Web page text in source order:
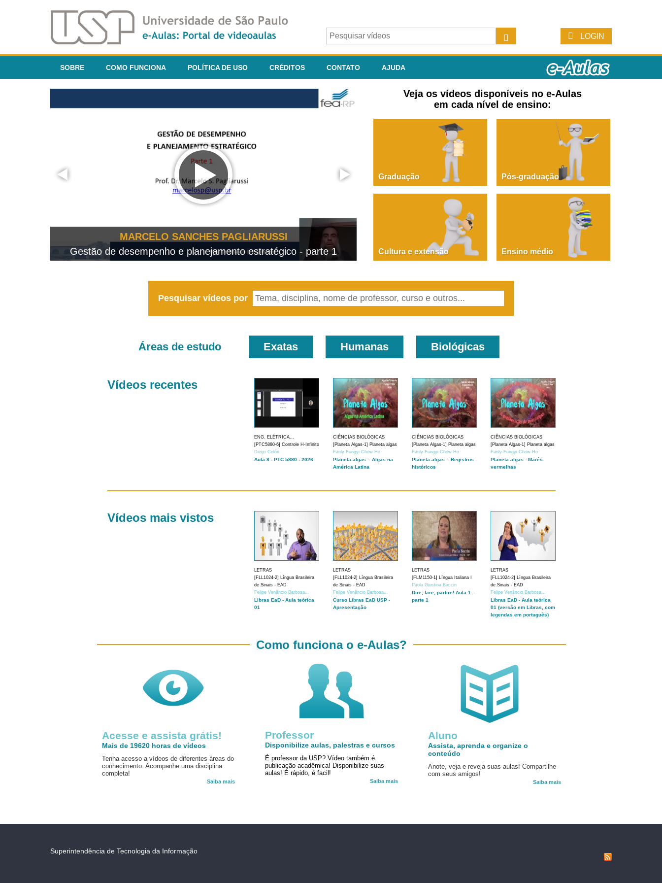
LOGIN
SOBRE COMO FUNCIONA POLÍTICA DE USO CRÉDITOS CONTATO AJUDA
MARCELO SANCHES PAGLIARUSSI
Gestão de desempenho e planejamento estratégico - parte 1
PAOLA GIUSTINA BACCIN
Dire, fare, partire! Aula 1 – parte 1
Veja os vídeos disponíveis no e-Aulas
em cada nível de ensino:
Graduação Pós-graduação
Cultura e extensão Ensino médio
Pesquisar vídeos por
Áreas de estudo Exatas Humanas Biológicas
Vídeos recentes
ENG. ELÉTRICA...
[PTC5880-6] Controle H-Infinito
Diego Colón
Aula 8 - PTC 5880 - 2026
CIÊNCIAS BIOLÓGICAS
[Planeta Algas-1] Planeta algas
Fanly Fungyi Chow Ho
Planeta algas – Algas na
América Latina
CIÊNCIAS BIOLÓGICAS
[Planeta Algas-1] Planeta algas
Fanly Fungyi Chow Ho
Planeta algas – Registros
históricos
CIÊNCIAS BIOLÓGICAS
[Planeta Algas-1] Planeta algas
Fanly Fungyi Chow Ho
Planeta algas –Marés
vermelhas
Vídeos mais vistos
LETRAS
[FLL1024-2] Língua Brasileira
de Sinais - EAD
Felipe Venâncio Barbosa...
Libras EaD - Aula teórica
01
LETRAS
[FLL1024-2] Língua Brasileira
de Sinais - EAD
Felipe Venâncio Barbosa...
Curso Libras EaD USP -
Apresentação
LETRAS
[FLM1150-1] Língua Italiana I
Paola Giustina Baccin
Dire, fare, partire! Aula 1 –
parte 1
LETRAS
[FLL1024-2] Língua Brasileira
de Sinais - EAD
Felipe Venâncio Barbosa...
Libras EaD - Aula teórica
01 (versão em Libras, com
legendas em português)
Acesse e assista grátis!
Mais de 19620 horas de vídeos
Tenha acesso a vídeos de diferentes áreas do
conhecimento. Acompanhe uma disciplina
completa!
Saiba mais
Aluno
Assista, aprenda e organize o
conteúdo
Anote, veja e reveja suas aulas! Compartilhe
com seus amigos!
Saiba mais
Como funciona o e-Aulas?
Professor
Disponibilize aulas, palestras e cursos
É professor da USP? Vídeo também é
publicação acadêmica! Disponibilize suas
aulas! É rápido, é facil!
Saiba mais
Superintendência de Tecnologia da Informação